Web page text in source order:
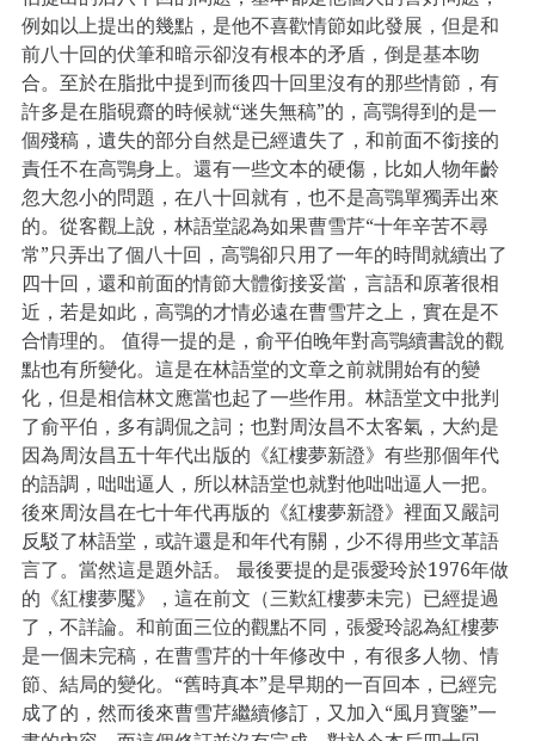
例如以上提出的幾點，是他不喜歡情節如此發展，但是和
前八十回的伏筆和暗示卻沒有根本的矛盾，倒是基本吻
合。至於在脂批中提到而後四十回里沒有的那些情節，有
許多是在脂硯齋的時候就“迷失無稿”的，高鶚得到的是一
個殘稿，遺失的部分自然是已經遺失了，和前面不銜接的
責任不在高鶚身上。還有一些文本的硬傷，比如人物年齡
忽大忽小的問題，在八十回就有，也不是高鶚單獨弄出來
的。從客觀上說，林語堂認為如果曹雪芹“十年辛苦不尋
常”只弄出了個八十回，高鶚卻只用了一年的時間就續出了
四十回，還和前面的情節大體銜接妥當，言語和原著很相
近，若是如此，高鶚的才情必遠在曹雪芹之上，實在是不
合情理的。 值得一提的是，俞平伯晚年對高鶚續書說的觀
點也有所變化。這是在林語堂的文章之前就開始有的變
化，但是相信林文應當也起了一些作用。林語堂文中批判
了俞平伯，多有調侃之詞；也對周汝昌不太客氣，大約是
因為周汝昌五十年代出版的《紅樓夢新證》有些那個年代
的語調，咄咄逼人，所以林語堂也就對他咄咄逼人一把。
後來周汝昌在七十年代再版的《紅樓夢新證》裡面又嚴詞
反駁了林語堂，或許還是和年代有關，少不得用些文革語
言了。當然這是題外話。 最後要提的是張愛玲於1976年做
的《紅樓夢魘》，這在前文（三歎紅樓夢未完）已經提過
了，不詳論。和前面三位的觀點不同，張愛玲認為紅樓夢
是一個未完稿，在曹雪芹的十年修改中，有很多人物、情
節、結局的變化。“舊時真本”是早期的一百回本，已經完
成了的，然而後來曹雪芹繼續修訂，又加入“風月寶鑒”一